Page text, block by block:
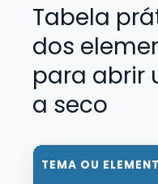
Tabela
dos
para abrir
a seco
TEMA OU